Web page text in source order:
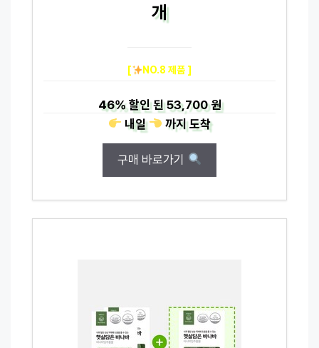
개
[ NO.8 제품 ]
46%할인 된53,700 원
내일
까지도착
구매 바로가기